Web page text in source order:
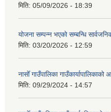
मिति: 05/09/2026 - 18:39
योजना सम्पन्न भएको सम्बन्धि
मिति: 03/20/2026 - 12:59
नासोँ गाउँपालिका
मिति: 09/29/2024 - 14:57